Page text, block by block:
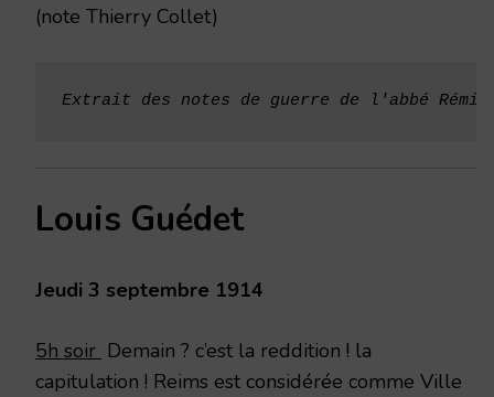
(note Thierry Collet)
Extrait des notes de guerre de l'abbé
Louis Guédet
Jeudi 3 septembre 1914
5h soir Demain ? c’est la reddition ! la
capitulation ! Reims est considérée comme Ville